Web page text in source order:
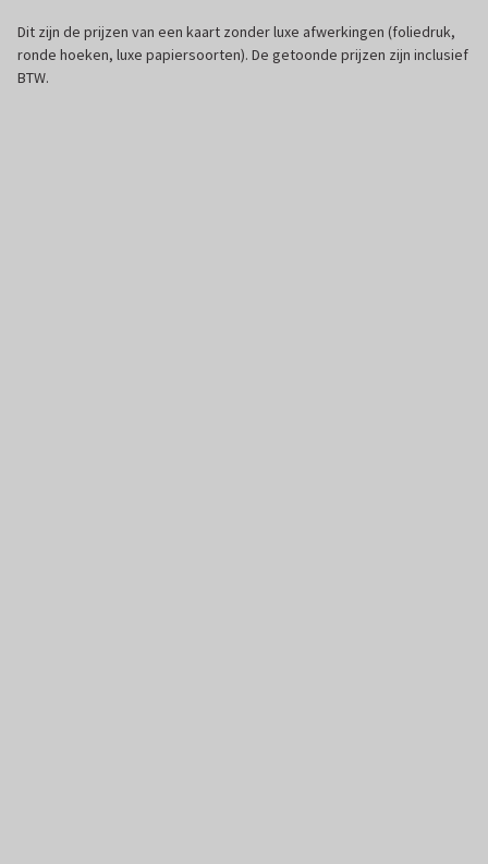
Dit zijn de prijzen van een kaart zonder luxe afwerkingen (foliedruk,
ronde hoeken, luxe papiersoorten). De getoonde prijzen zijn inclusief
BTW.